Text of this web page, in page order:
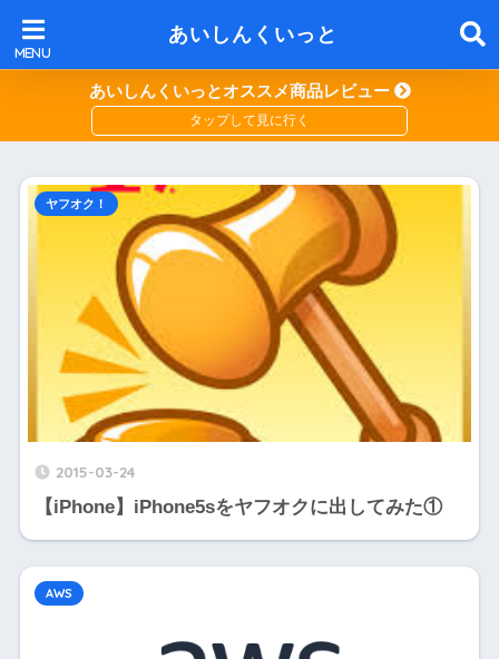
あいしんくいっと
あいしんくいっとオススメ商品レビュー
2015-03-24
【iPhone】iPhone5sをヤフオクに出してみた①
ヤフオク！
AWS